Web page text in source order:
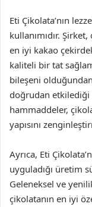
Eti Çikolata’nın
kullanımıdır.
en iyi kakao
kaliteli bir tat
bileşeni
doğrudan etkilediği
hammaddeler,
yapısını
Ayrıca, Eti
uyguladığı üretim
Geleneksel ve
çikolatanın en iyi